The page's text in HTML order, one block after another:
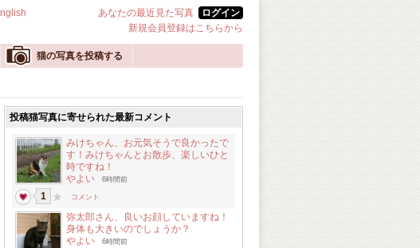
あなたの最近見た写真
ログイン
新規会員登録はこちらから
猫の写真を投稿する
投稿猫写真に寄せられた最新コメント
みけちゃん、お元気そうで良かったで
す！みけちゃんとお散歩、楽しいひと
時ですね！
やよい
6時間前
1 コメント
弥太郎さん、良いお顔していますね！
身体も大きいのでしょうか？
やよい
6時間前